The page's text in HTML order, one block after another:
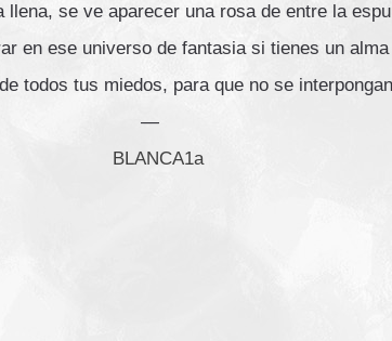
llena, se ve aparecer una rosa de entre la
en ese universo de fantasia si tienes un
todos tus miedos, para que no se
—